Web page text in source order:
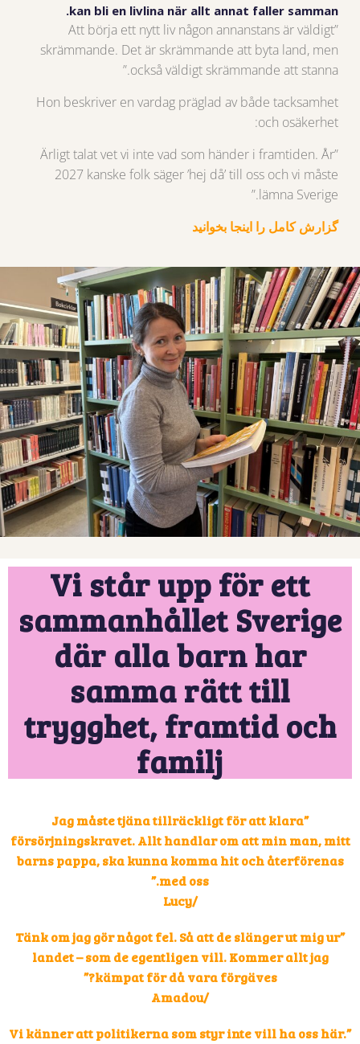
kan bli en livlina när allt annat faller samman.
”Att börja ett nytt liv någon annanstans är väldigt
skrämmande. Det är skrämmande att byta land, men
också väldigt skrämmande att stanna.”
Hon beskriver en vardag präglad av både tacksamhet
och osäkerhet:
”Ärligt talat vet vi inte vad som händer i framtiden. År
2027 kanske folk säger ’hej då’ till oss och vi måste
lämna Sverige.”
گزارش کامل را اینجا بخوانید
Vi står upp för ett
sammanhållet Sverige
där alla barn har
samma rätt till
trygghet, framtid och
familj
”Jag måste tjäna tillräckligt för att klara
försörjningskravet. Allt handlar om att min man, mitt
barns pappa, ska kunna komma hit och återförenas
med oss.”
/Lucy
”Tänk om jag gör något fel. Så att de slänger ut mig ur
landet – som de egentligen vill. Kommer allt jag
kämpat för då vara förgäves?”
/Amadou
”Vi känner att politikerna som styr inte vill ha oss här.